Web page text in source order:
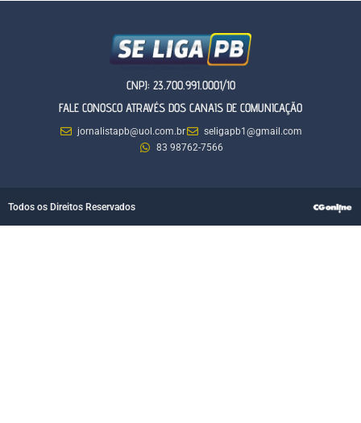
CNPJ: 23.700.991.0001/10
FALE CONOSCO ATRAVÉS DOS CANAIS DE COMUNICAÇÃO
jornalistapb@uol.com.br
seligapb1@gmail.com
83 98762-7566
Todos os Direitos Reservados